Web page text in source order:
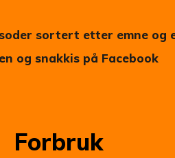
sortert etter emne og
og snakkis på Facebook
Kategori:
Forbruk